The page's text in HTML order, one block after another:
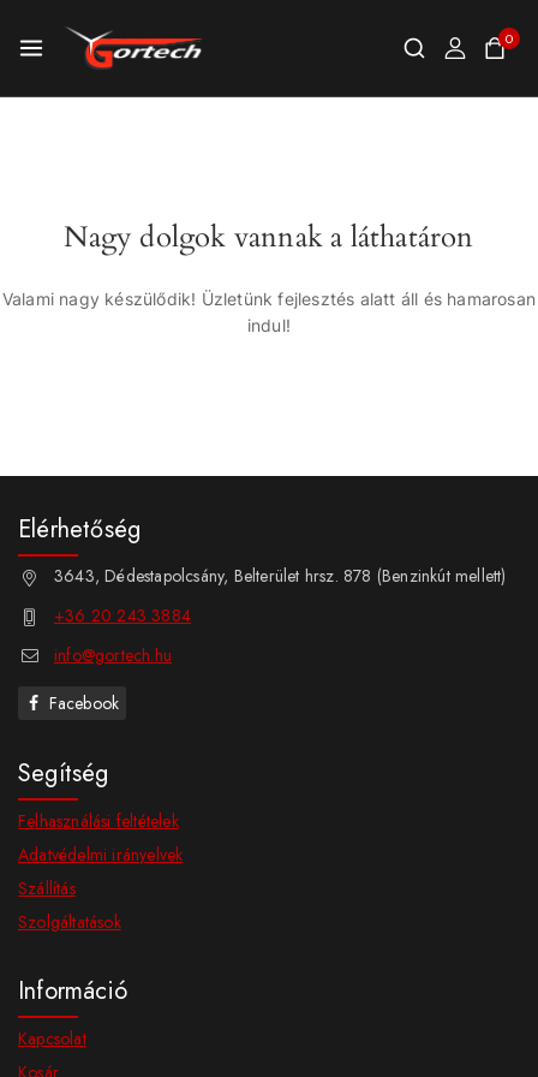
0
Nagy dolgok vannak a láthatáron
Valami nagy készülődik! Üzletünk fejlesztés alatt áll és hamarosan
indul!
Elérhetőség
3643, Dédestapolcsány, Belterület hrsz. 878 (Benzinkút mellett)
+36 20 243 3884
info@gortech.hu
Facebook
Segítség
Felhasználási feltételek
Adatvédelmi irányelvek
Szállítás
Szolgáltatások
Információ
Kapcsolat